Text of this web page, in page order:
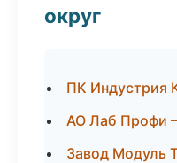
округ
ПК Индустрия
АО Лаб Профи
Завод Модуль